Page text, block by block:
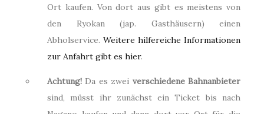
Ort kaufen. Von dort aus gibt es meistens von
den Ryokan (jap. Gasthäusern) einen
Abholservice. Weitere hilfereiche Informationen
zur Anfahrt gibt es hier.
Achtung! Da es zwei verschiedene Bahnanbieter
sind, müsst ihr zunächst ein Ticket bis nach